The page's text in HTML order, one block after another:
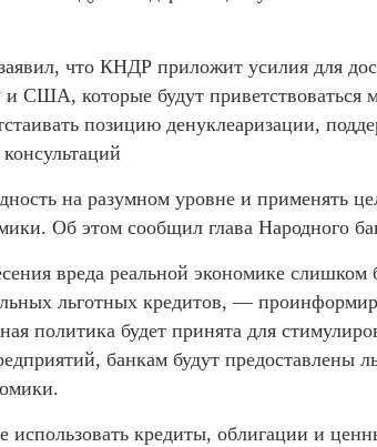
что КНДР приложит усилия для
и США, которые будут
позицию денуклеаризации,
на разумном уровне и применять
Об этом сообщил глава Народного
вреда реальной экономике
льготных кредитов, —
политика будет принята для
банкам будут предоставлены
использовать кредиты, облигации и